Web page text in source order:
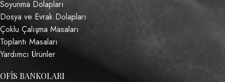
Soyunma Dolapları
Dosya ve Evrak Dolapları
Çoklu Çalışma Masaları
Toplantı Masaları
Yardımcı Ürünler
OFIS BANKOLARI